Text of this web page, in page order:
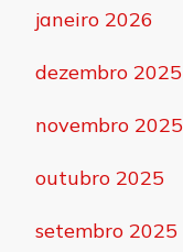
janeiro 2026
dezembro 2025
novembro 2025
outubro 2025
setembro 2025